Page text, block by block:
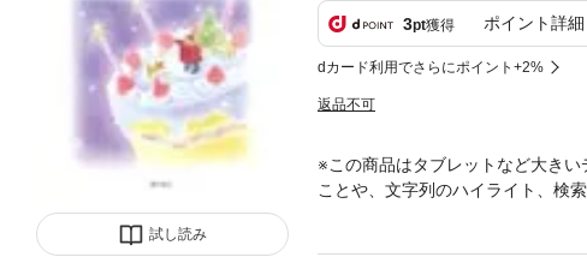
試し読み
3pt獲得 ポイント詳細
dカード利用でさらにポイント+2%
返品不可
※この商品はタブレットなど大き
ことや、文字列のハイライト、検
難病「網膜色素変性症」と診断さ